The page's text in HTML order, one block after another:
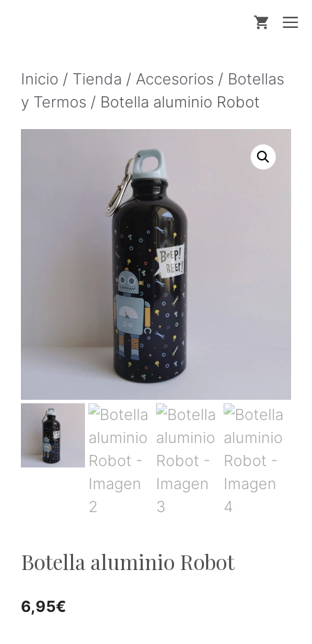
Inicio / Tienda / Accesorios / Botellas
y Termos / Botella aluminio Robot
Botella aluminio Robot
6,95€